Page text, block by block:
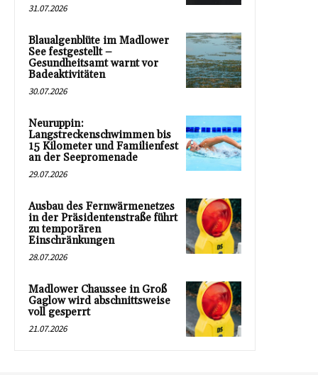
31.07.2026
Blaualgenblüte im Madlower
See festgestellt –
Gesundheitsamt warnt vor
Badeaktivitäten
30.07.2026
Neuruppin:
Langstreckenschwimmen bis
15 Kilometer und Familienfest
an der Seepromenade
29.07.2026
Ausbau des Fernwärmenetzes
in der Präsidentenstraße führt
zu temporären
Einschränkungen
28.07.2026
Madlower Chaussee in Groß
Gaglow wird abschnittsweise
voll gesperrt
21.07.2026